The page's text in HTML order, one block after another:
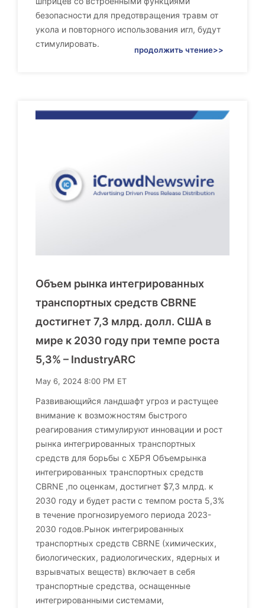
безопасности для предотвращения травм от
укола и повторного использования игл, будут
стимулировать.
продолжить чтение>>
Объем рынка интегрированных
транспортных средств CBRNE
достигнет 7,3 млрд. долл. США в
мире к 2030 году при темпе роста
5,3% – IndustryARC
May 6, 2024 8:00 PM ET
Развивающийся ландшафт угроз и растущее
внимание к возможностям быстрого
реагирования стимулируют инновации и рост
рынка интегрированных транспортных
средств для борьбы с ХБРЯ Объемрынка
интегрированных транспортных средств
CBRNE ,по оценкам, достигнет $7,3 млрд. к
2030 году и будет расти с темпом роста 5,3%
в течение прогнозируемого периода 2023-
2030 годов.Рынок интегрированных
транспортных средств CBRNE (химических,
биологических, радиологических, ядерных и
взрывчатых веществ) включает в себя
транспортные средства, оснащенные
интегрированными системами,